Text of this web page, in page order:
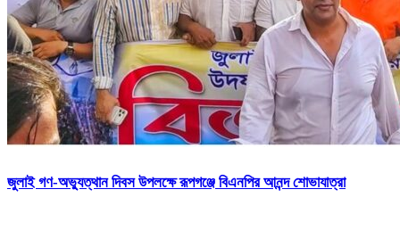
জুলাই গণ-অভ্যুত্থান দিবস উপলক্ষে রূপগঞ্জে বিএনপির আনন্দ শোভাযাত্রা